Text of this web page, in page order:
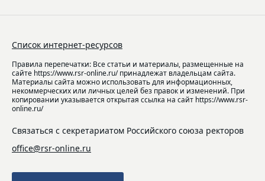
Список интернет-ресурсов
Правила перепечатки: Все статьи и материалы, размещенные на
сайте https://www.rsr-online.ru/ принадлежат владельцам сайта.
Материалы сайта можно использовать для информационных,
некоммерческих или личных целей без правок и изменений. При
копировании указывается открытая ссылка на сайт https://www.rsr-
online.ru/
Связаться с секретариатом Российского союза ректоров
office@rsr-online.ru